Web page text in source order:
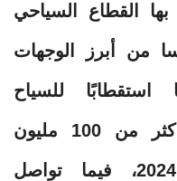
بها القطاع السياحي
من أبرز الوجهات
استقطابًا للسياح
الدوليين، بعدما استقبلت أكثر من 100 مليون
سائح دولي خلال عام 2024، فيما تواصل